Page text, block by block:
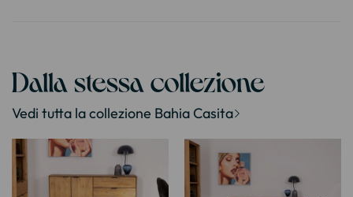
Dalla stessa collezione
Vedi tutta la collezione Bahia Casita